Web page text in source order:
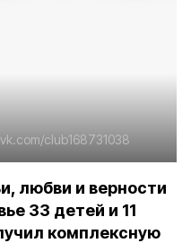
vk.com/club168731038
любви и верности
33 детей и 11
комплексную